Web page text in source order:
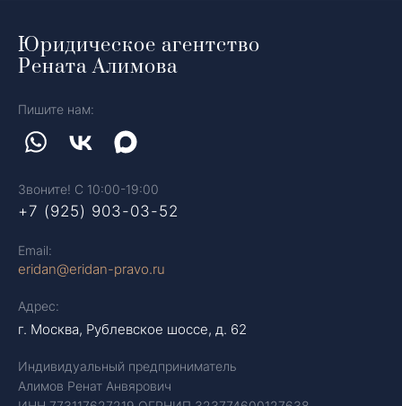
Юридическое агентство
Рената Алимова
Пишите нам:
Звоните! С 10:00-19:00
+7 (925) 903-03-52
Email:
eridan@eridan-pravo.ru
Адрес:
г. Москва, Рублевское шоссе, д. 62
Индивидуальный предприниматель
Алимов Ренат Анвярович